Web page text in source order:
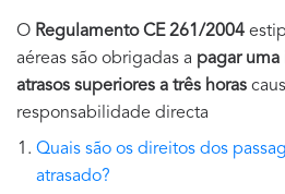
O Regulamento CE 261/2004
aéreas são obrigadas a pagar
atrasos superiores a três horas
responsabilidade directa
Quais são os direitos dos
atrasado?